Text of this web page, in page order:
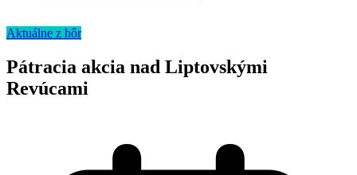
Aktuálne z hôr
Pátracia akcia nad Liptovskými
Revúcami